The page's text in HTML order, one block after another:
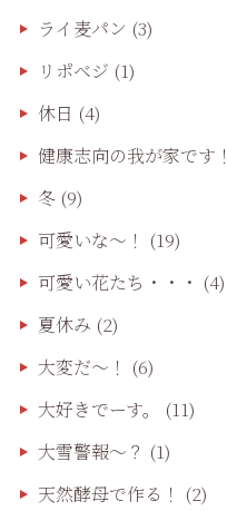
ライ麦パン (3)
リポベジ (1)
休日 (4)
健康志向の我が家です！
冬(9)
可愛いな〜！ (19)
可愛い花たち・・・ (4)
夏休み (2)
大変だ〜！ (6)
大好きでーす。
(11)
大雪警報〜？ (1)
天然酵母で作る！ (2)